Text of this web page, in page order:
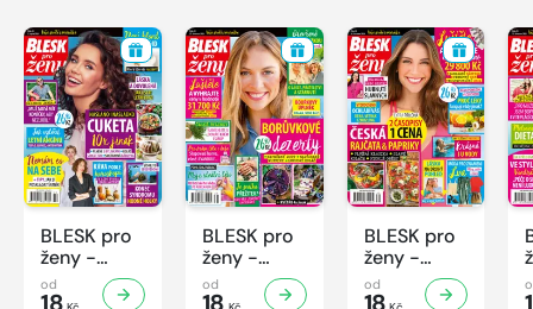
BLESK pro
ženy -
32/2026
od
18
BLESK pro
ženy -
31/2026
od
18
BLESK pro
ženy -
30/2026
od
18